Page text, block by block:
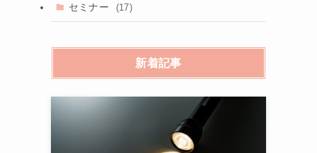
セミナー (17)
新着記事